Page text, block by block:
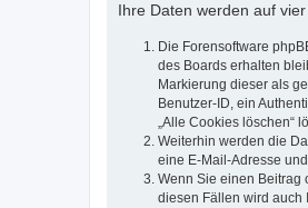
Ihre Daten werden auf
Die Forensoftware
des Boards erhalten
Markierung dieser als
Benutzer-ID, ein
„Alle Cookies löschen“
Weiterhin werden die
eine E-Mail-Adresse
Wenn Sie einen Beitrag
diesen Fällen wird auch